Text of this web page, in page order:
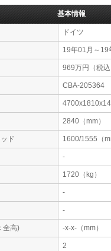
基本情報
ドイツ
19年01月～19
969万円（税込
CBA-205364
2840（mm）
ド 1600/1555（
-
1720（kg）
-
-
全高) -x-x-（mm）
2